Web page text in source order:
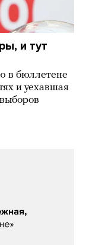
и тут
в бюллетене
и уехавшая